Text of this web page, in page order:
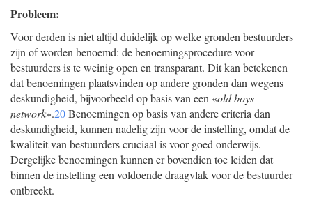
Probleem:
Voor derden is niet altijd duidelijk op welke gronden bestuurders
zijn of worden benoemd: de benoemingsprocedure voor
bestuurders is te weinig open en transparant. Dit kan betekenen
dat benoemingen plaatsvinden op andere gronden dan wegens
deskundigheid, bijvoorbeeld op basis van een «old boys
network».20Benoemingen op basis van andere criteria dan
deskundigheid, kunnen nadelig zijn voor de instelling, omdat de
kwaliteit van bestuurders cruciaal is voor goed onderwijs.
Dergelijke benoemingen kunnen er bovendien toe leiden dat
binnen de instelling een voldoende draagvlak voor de bestuurder
ontbreekt.